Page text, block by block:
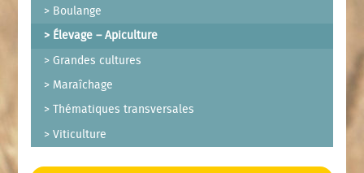
Boulange
Élevage – Apiculture
Grandes cultures
Maraîchage
Thématiques transversales
Viticulture